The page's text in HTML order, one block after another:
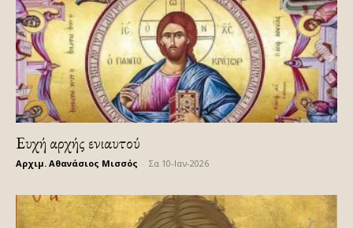
Ευχή αρχής ενιαυτού
Αρχιμ. Αθανάσιος Μισσός Σα 10-Ιαν-2026